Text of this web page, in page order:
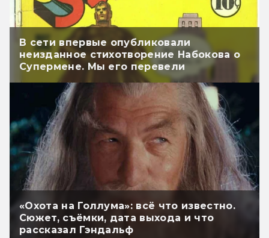
В сети впервые опубликовали
неизданное стихотворение Набокова о
Супермене. Мы его перевели
«Охота на Голлума»: всё что известно.
Сюжет, съёмки, дата выхода и что
рассказал Гэндальф